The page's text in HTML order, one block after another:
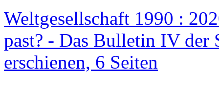
Weltgesellschaft 1990 :
past? - Das Bulletin IV der
erschienen, 6 Seiten